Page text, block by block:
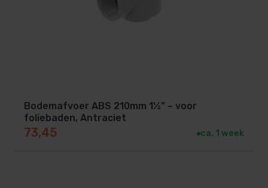
Bodemafvoer ABS 210mm 1½” – voor
foliebaden, Antraciet
73,45 ca. 1 week